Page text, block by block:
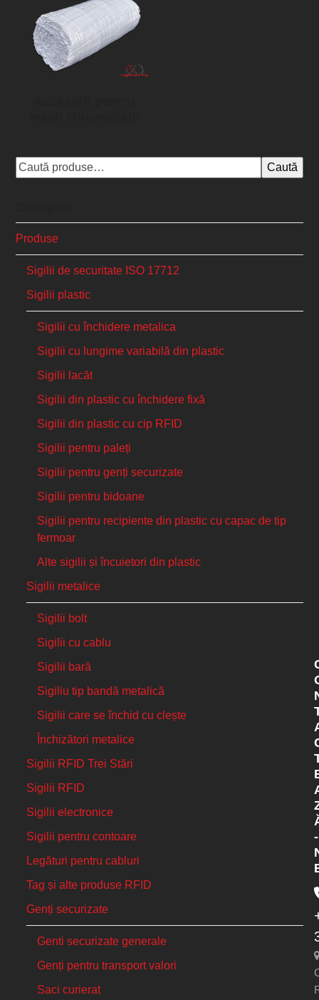
Caută
Produse
Sigilii de securitate ISO 17712
Sigilii plastic
Sigilii cu închidere metalica
Sigilii cu lungime variabilă din plastic
Sigilii lacăt
Sigilii din plastic cu închidere fixă
Sigilii din plastic cu cip RFID
Sigilii pentru paleți
Sigilii pentru genți securizate
Sigilii pentru bidoane
Sigilii pentru recipiente din plastic cu capac de tip
fermoar
Alte sigilii și încuietori din plastic
Sigilii metalice
Sigilii bolt
Sigilii cu cablu
Sigilii bară
Sigiliu tip bandă metalică
Sigilii care se închid cu clește
Închizători metalice
Sigilii RFID Trei Stări
Sigilii RFID
Sigilii electronice
Sigilii pentru contoare
Legături pentru cabluri
Tag și alte produse RFID
Genți securizate
Genti securizate generale
Genți pentru transport valori
Saci curierat
-